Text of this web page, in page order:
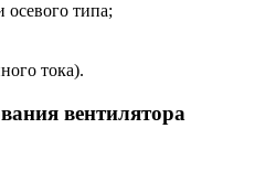
осевого типа;
тока).
вентилятора